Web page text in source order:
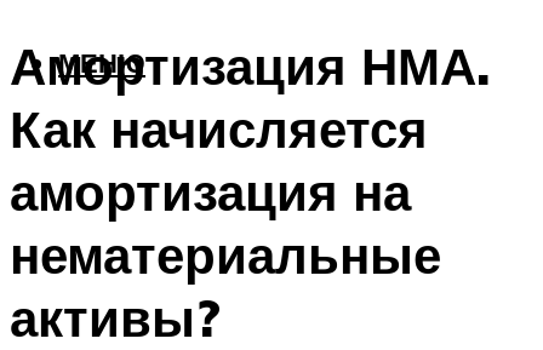
МЕНЮ
Амортизация НМА.
Как начисляется
амортизация на
нематериальные
активы?